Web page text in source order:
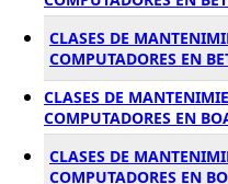
CLASES DE
COMPUTADORES EN
CLASES DE
COMPUTADORES EN
CLASES DE
COMPUTADORES EN